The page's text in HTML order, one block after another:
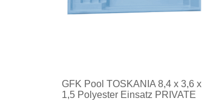
GFK Pool TOSKANIA 8,4 x 3,6 x
1,5 Polyester Einsatz PRIVATE